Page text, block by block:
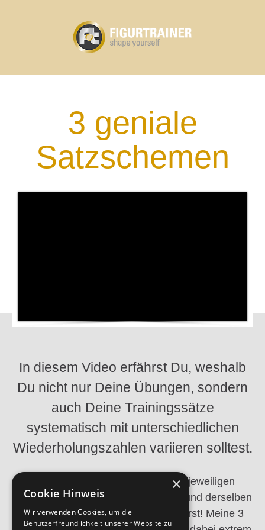
3 geniale
Satzschemen
In diesem Video erfährst Du, weshalb
Du nicht nur Deine Übungen, sondern
auch Deine Trainingssätze
systematisch mit unterschiedlichen
Wiederholungszahlen variieren solltest.
Es ist extrem wichtig, dass Du Deine jeweiligen
Aufwärm- und Intensivsätze bei ein- und derselben
Übung von Training zu Training variierst! Meine 3
×
Cookie Hinweis
Wir verwenden Cookies, um die
Benutzerfreundlichkeit unserer Website zu